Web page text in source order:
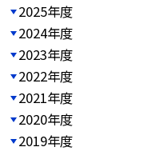
2025年度
2024年度
2023年度
2022年度
2021年度
2020年度
2019年度